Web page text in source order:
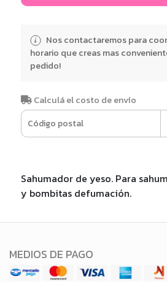
Nos contactaremos para
horario que creas mas
pedido!
Calculá el costo de envío
Sahumador de yeso. Para
y bombitas defumación.
MEDIOS DE PAGO